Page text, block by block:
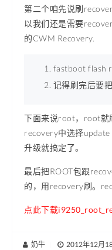
第二个咱先说刷
以我们还是需要
的CWM Recovery.
fastboot flash
记得刷完后要
下面来说root，root就
recovery中选择
升级就搞定了。
最后把ROOT包跟
的，用recovery刷。
点此下载
奶牛 2012年12月